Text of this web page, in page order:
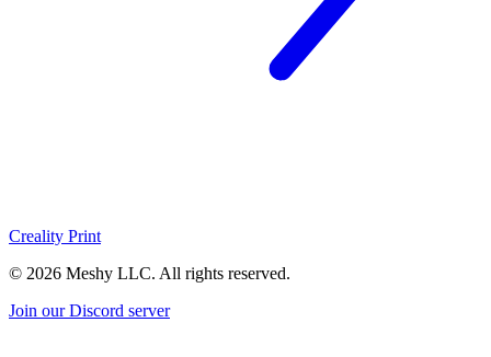
Creality Print
© 2026 Meshy LLC. All rights reserved.
Join our Discord server